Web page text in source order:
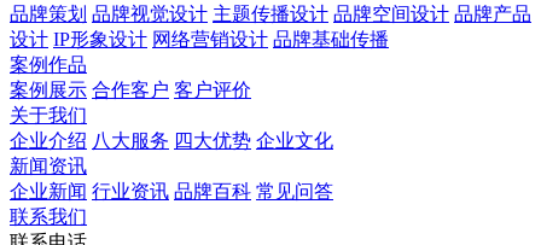
品牌策划 品牌视觉设计 主题传播设计 品牌空间设计 品牌产品
设计 IP形象设计 网络营销设计 品牌基础传播
案例作品
案例展示 合作客户 客户评价
关于我们
企业介绍 八大服务 四大优势 企业文化
新闻资讯
企业新闻 行业资讯 品牌百科 常见问答
联系我们